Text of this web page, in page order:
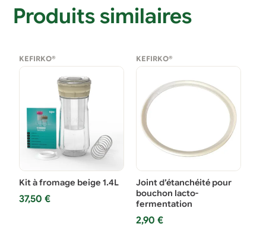
Produits similaires
KEFIRKO®
Kit à fromage beige 1.4L
37,50€
KEFIRKO®
Joint d’étanchéité pour
bouchon lacto-
fermentation
2,90 €